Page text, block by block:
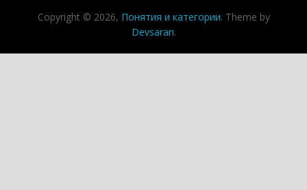
Copyright © 2026, Понятия и категории. Theme by
Devsaran.